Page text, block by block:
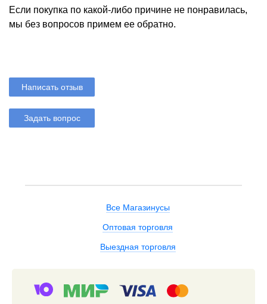
Если покупка по какой-либо причине не понравилась,
мы без вопросов примем ее обратно.
Написать отзыв
Задать вопрос
Все Магазинусы
Оптовая торговля
Выездная торговля